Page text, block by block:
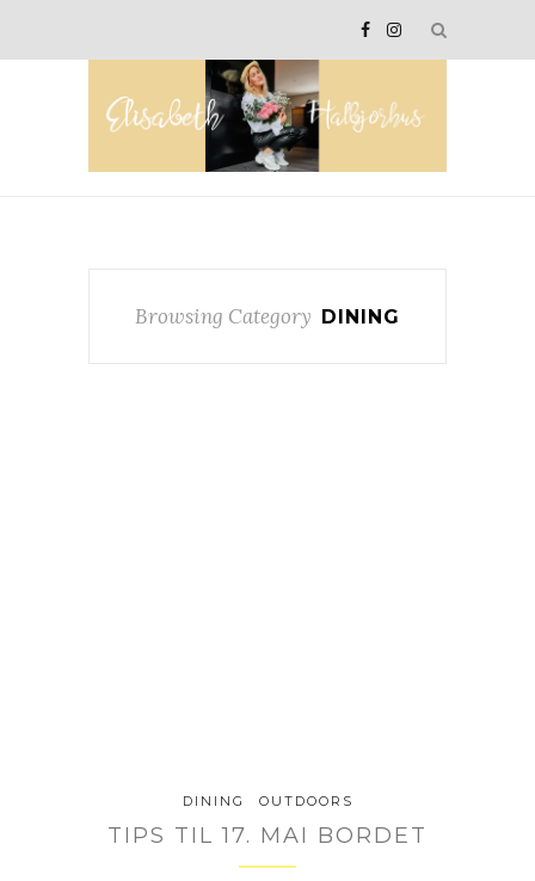
Browsing Category DINING
DINING OUTDOORS
TIPS TIL 17. MAI BORDET